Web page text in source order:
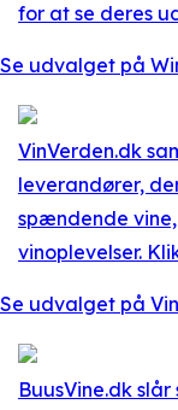
for at se deres
Se udvalget på
VinVerden.dk
leverandører,
spændende
vinoplevelser.
Se udvalget på
BuusVine.dk